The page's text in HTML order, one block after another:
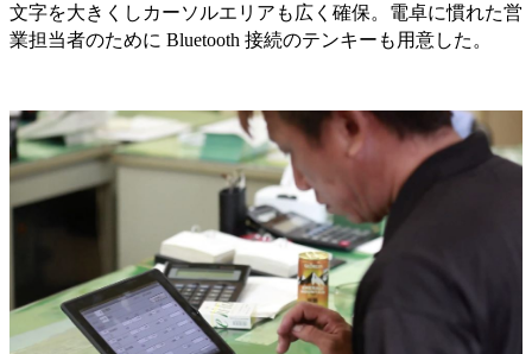
文字を大きくしカーソルエリアも広く確保。電卓に慣れた営
業担当者のために Bluetooth 接続のテンキーも用意した。